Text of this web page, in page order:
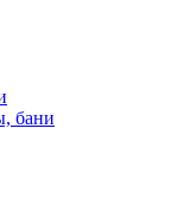
бани